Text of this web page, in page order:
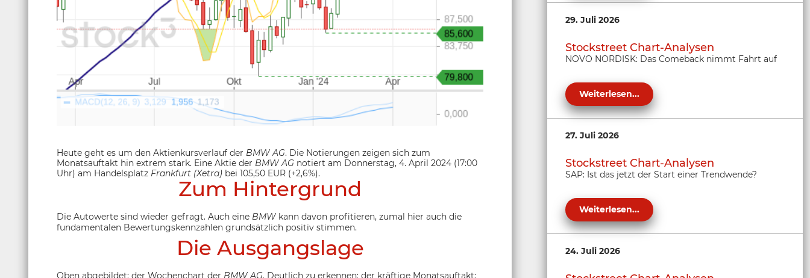
Heute geht es um den Aktienkursverlauf der BMW AG. Die Notierungen zeigen sich zum
Monatsauftakt hin extrem stark. Eine Aktie der BMW AG notiert am Donnerstag, 4. April 2024 (17:00
Uhr) am Handelsplatz Frankfurt (Xetra) bei 105,50 EUR (+2,6%).
Zum Hintergrund
Die Autowerte sind wieder gefragt. Auch eine BMW kann davon profitieren, zumal hier auch die
fundamentalen Bewertungskennzahlen grundsätzlich positiv stimmen.
Die Ausgangslage
Oben abgebildet: der Wochenchart der BMW AG. Deutlich zu erkennen: der kräftige Monatsauftakt;
29. Juli 2026
Stockstreet Chart-Analysen
NOVO NORDISK: Das Comeback nimmt Fahrt auf
Weiterlesen...
27. Juli 2026
Stockstreet Chart-Analysen
SAP: Ist das jetzt der Start einer Trendwende?
Weiterlesen...
24. Juli 2026